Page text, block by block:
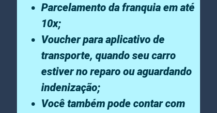
Parcelamento da franquia em até
10x;
Voucher para aplicativo de
transporte, quando seu carro
estiver no reparo ou aguardando
indenização;
Você também pode contar com